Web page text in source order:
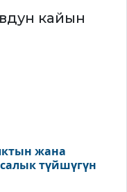
кайын
жана
түйшүгүн